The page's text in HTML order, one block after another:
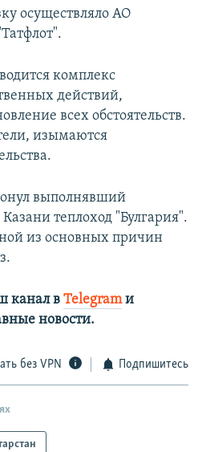
осуществляло АО
комплекс
действий,
всех обстоятельств.
изымаются
выполнявший
теплоход "Булгария".
из основных причин
канал в Telegramи
новости.
без VPN Подпишитесь